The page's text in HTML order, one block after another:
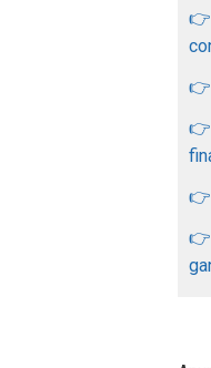
👉
👉
👉
👉
👉